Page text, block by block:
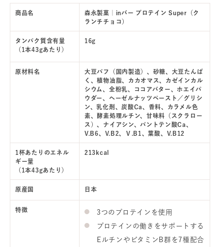
商品名
森永製菓｜inバー プロテイン Super（ク
ランチチョコ）
タンパク質含有量
（1本43gあたり）
16g
原材料名
大豆パフ（国内製造）、砂糖、大豆たんぱ
く、植物油脂、カカオマス、カゼインカル
シウム、全粉乳、ココアバター、ホエイパ
ウダー、ヘーゼルナッツペースト／グリシ
ン、乳化剤、炭酸Ca、香料、カラメル色
素、酵素処理ルチン、甘味料（スクラロー
ス）、ナイアシン、パントテン酸Ca、
V.B6、V.B2、Ｖ.B1、葉酸、V.B12
1杯あたりのエネル
ギー量
（1本43gあたり）
213kcal
原産国 日本
特徴
3つのプロテインを使用
プロテインの働きをサポートする
EルチンやビタミンB群を7種配合